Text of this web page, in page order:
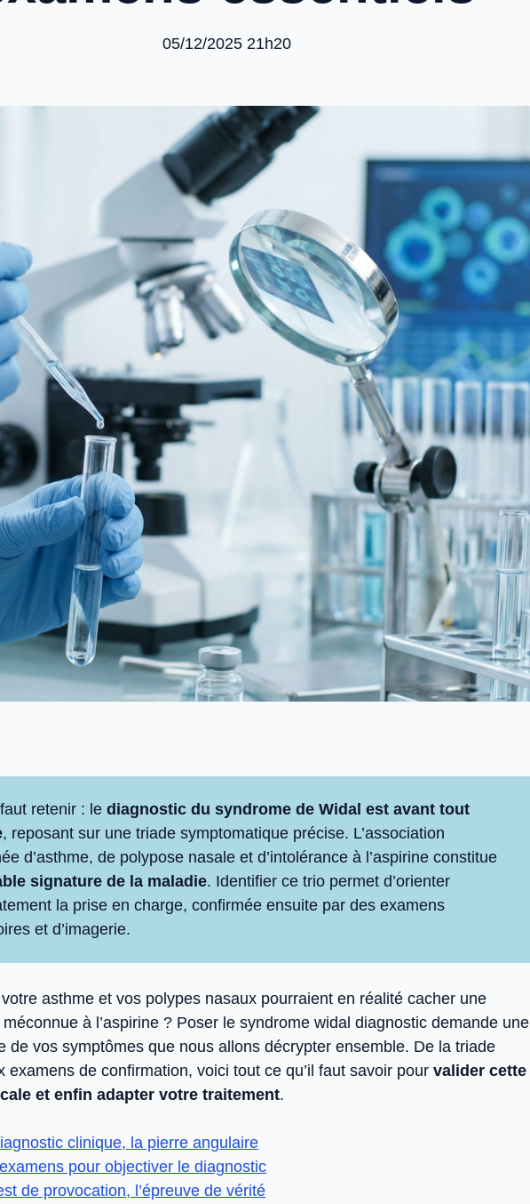
05/12/2025 21h20
retenir : le diagnostic du syndrome de Widal est avant tout
, reposant sur une triade symptomatique précise. L’association
d’asthme, de polypose nasale et d’intolérance à l’aspirine constitue
signature de la maladie. Identifier ce trio permet d’orienter
la prise en charge, confirmée ensuite par des examens
et d’imagerie.
asthme et vos polypes nasaux pourraient en réalité cacher une
à l’aspirine ? Poser le syndrome widal diagnostic demande une
de vos symptômes que nous allons décrypter ensemble. De la triade
examens de confirmation, voici tout ce qu’il faut savoir pour valider cette
et enfin adapter votre traitement.
clinique, la pierre angulaire
pour objectiver le diagnostic
de provocation, l’épreuve de vérité